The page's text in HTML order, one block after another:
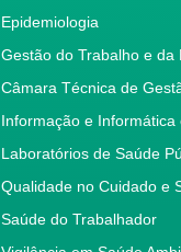
Epidemiologia
Gestão do Trabalho e da
Câmara Técnica de
Informação e Informática
Laboratórios de Saúde
Qualidade no Cuidado e
Saúde do Trabalhador